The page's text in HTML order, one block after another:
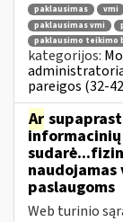
paklausimas vmi
paklausimas vmi
paklausimo teikimo
kategorijos:
pareigos (32-
Ar
naudojamas
paslaugoms
Web turinio